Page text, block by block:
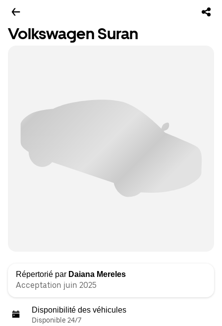
Volkswagen Suran
Répertorié par Daiana Mereles
Acceptation juin 2025
Disponibilité des véhicules
Disponible 24/7